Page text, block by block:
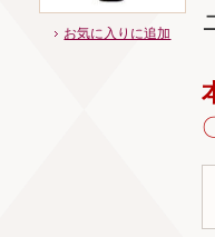
お気に入りに追加